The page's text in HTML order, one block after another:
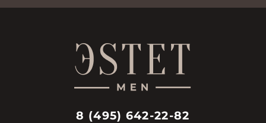
8 (495) 642-22-82